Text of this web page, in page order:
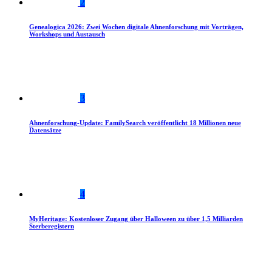
Genealogica 2026: Zwei Wochen digitale Ahnenforschung mit Vorträgen,
Workshops und Austausch
3
Ahnenforschung-Update: FamilySearch veröffentlicht 18 Millionen neue
Datensätze
4
MyHeritage: Kostenloser Zugang über Halloween zu über 1,5 Milliarden
Sterberegistern